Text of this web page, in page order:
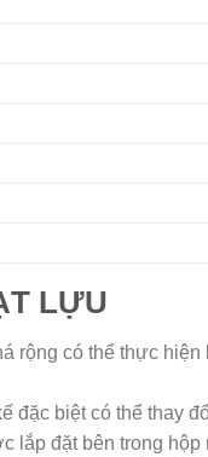
LỰU
rộng có thể thực
đặc biệt có thể thay
lắp đặt bên trong